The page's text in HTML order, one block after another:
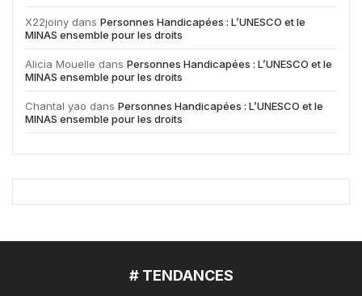
X22joiny dans Personnes Handicapées : L’UNESCO et le
MINAS ensemble pour les droits
Alicia Mouelle dans Personnes Handicapées : L’UNESCO et le
MINAS ensemble pour les droits
Chantal yao dans Personnes Handicapées : L’UNESCO et le
MINAS ensemble pour les droits
# TENDANCES